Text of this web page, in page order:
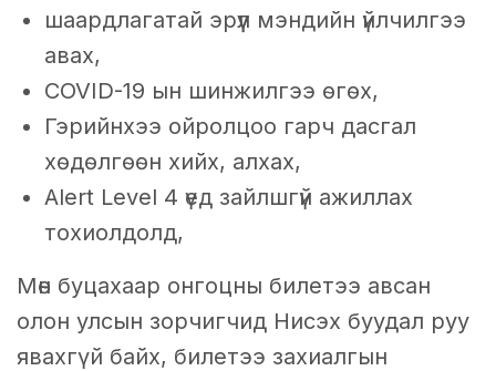
шаардлагатай эрүүл мэндийн үйлчилгээ
авах,
COVID-19 ын шинжилгээ өгөх,
Гэрийнхээ ойролцоо гарч дасгал
хөдөлгөөн хийх, алхах,
Alert Level 4 үед зайлшгүй ажиллах
тохиолдолд,
Мөн буцахаар онгоцны билетээ авсан
олон улсын зорчигчид Нисэх буудал руу
явахгүй байх, билетээ захиалгын